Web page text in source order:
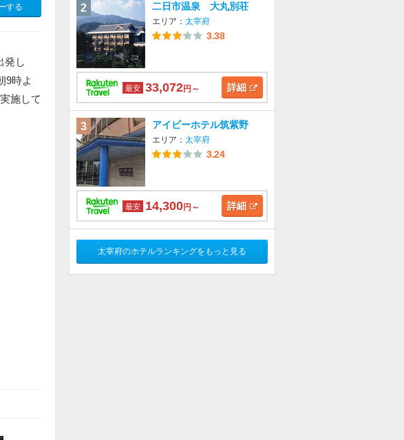
する
発し
9時よ
施して
2 二日市温泉 大丸別荘
エリア： 太宰府
3.38
最安 33,072円～ 詳細
3 アイビーホテル筑紫野
エリア： 太宰府
3.24
最安 14,300円～ 詳細
太宰府のホテルランキングをもっと見る